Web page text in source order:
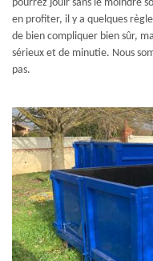
pourrez jouir sans le moindre
en profiter, il y a quelques
de bien compliquer bien sûr,
sérieux et de minutie. Nous
pas.